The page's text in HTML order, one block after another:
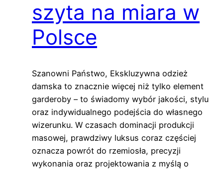
szyta na miara w
Polsce
Szanowni Państwo, Ekskluzywna odzież
damska to znacznie więcej niż tylko element
garderoby – to świadomy wybór jakości, stylu
oraz indywidualnego podejścia do własnego
wizerunku. W czasach dominacji produkcji
masowej, prawdziwy luksus coraz częściej
oznacza powrót do rzemiosła, precyzji
wykonania oraz projektowania z myślą o